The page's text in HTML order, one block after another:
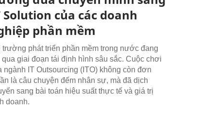
Solution của các doanh
phần mềm
trường phát triển phần mềm trong nước đang
qua giai đoạn tái định hình sâu sắc. Cuộc chơi
ngành IT Outsourcing (ITO) không còn đơn
là câu chuyện đếm nhân sự, mà đã dịch
sang bài toán hiệu suất thực tế và giá trị
doanh.